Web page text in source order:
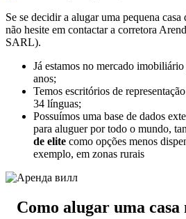
Se se decidir a alugar uma pequena
não hesite em contactar a corretora
SARL).
Já estamos no mercado
anos;
Temos escritórios de
34 línguas;
Possuímos uma base de dados
para aluguer por todo o mundo,
de elite como opções menos
exemplo, em zonas rurais
Como alugar uma